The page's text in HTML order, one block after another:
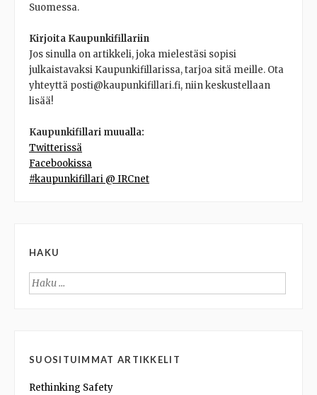
Suomessa.
Kirjoita Kaupunkifillariin
Jos sinulla on artikkeli, joka mielestäsi sopisi
julkaistavaksi Kaupunkifillarissa, tarjoa sitä meille. Ota
yhteyttä posti@kaupunkifillari.fi, niin keskustellaan
lisää!
Kaupunkifillari muualla:
Twitterissä
Facebookissa
#kaupunkifillari @ IRCnet
HAKU
Haku:
SUOSITUIMMAT ARTIKKELIT
Rethinking Safety